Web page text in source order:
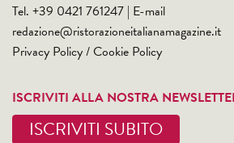
Tel. +39 0421 761247 | E-mail
redazione@ristorazioneitalianamagazine.it
Privacy Policy/Cookie Policy
ISCRIVITI ALLA NOSTRA
ISCRIVITI SUBITO